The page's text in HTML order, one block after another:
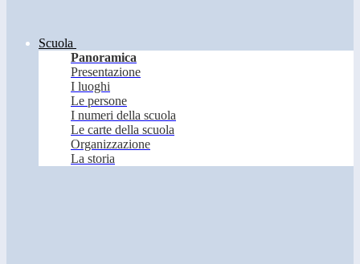
Scuola
Panoramica
Presentazione
I luoghi
Le persone
I numeri della scuola
Le carte della scuola
Organizzazione
La storia